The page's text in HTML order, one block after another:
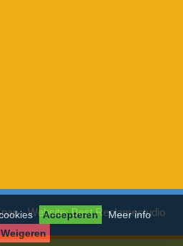
Accepteren
Meer info
Weigeren
- Website:Best Reclamestudio